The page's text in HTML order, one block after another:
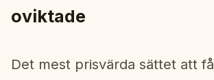
oviktade
Det mest prisvärda sättet att få